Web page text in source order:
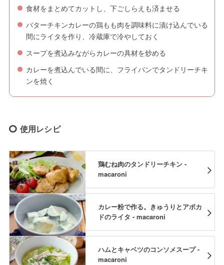
食材をまとめてカットし、下ごしらえも済ませる
バターチキンカレーの鶏もも肉を調味料に漬け込んでいる
間にライタを作り、冷蔵庫で冷やしておく
スープを煮込みながらカレーの具材を炒める
カレーを煮込んでいる間に、フライパンでタンドリーチキ
ンを焼く
使用レシピ
鶏むね肉のタンドリーチキン -
macaroni
カレー粉で作る。きゅうりとアボカ
ドのライタ - macaroni
ハムとキャベツのコンソメスープ -
macaroni